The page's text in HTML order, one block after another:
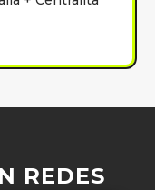
REDES